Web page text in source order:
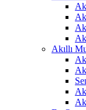
Akıllı